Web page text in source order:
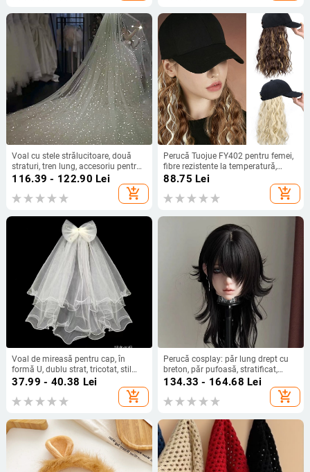
Voal cu stele strălucitoare, două
straturi, tren lung, accesoriu pentru
păr mireasă în stil pădure
116.39 - 122.90 Lei
add_shopping_cart
Perucă Tuojue FY402 pentru femei,
fibre rezistente la temperatură,
mecanism de fabricație, nu poate fi
88.75 Lei
add_shopping_cart
Voal de mireasă pentru cap, în
formă U, dublu strat, tricotat, stil
feeric, pentru ședința foto de nuntă
37.99 - 40.38 Lei
add_shopping_cart
Perucă cosplay: păr lung drept cu
breton, păr pufoasă, stratificat,
perucă completă, simulare 2D
temperaturi înalte
134.33 - 164.68 Lei
add_shopping_cart